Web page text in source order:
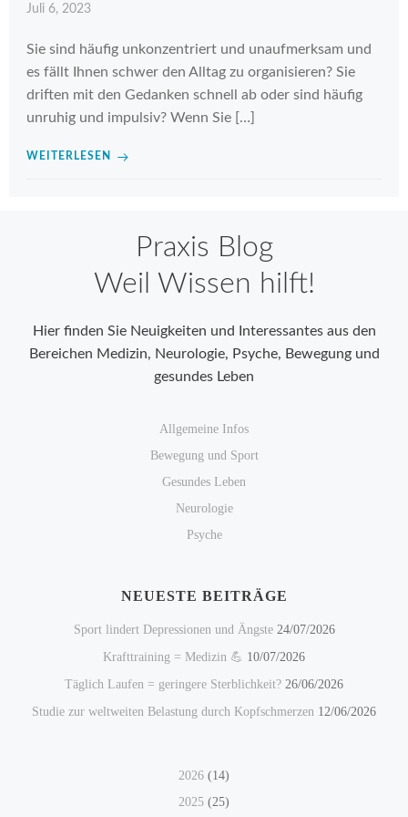
Juli 6, 2023
Sie sind häufig unkonzentriert und unaufmerksam und
es fällt Ihnen schwer den Alltag zu organisieren? Sie
driften mit den Gedanken schnell ab oder sind häufig
unruhig und impulsiv? Wenn Sie […]
WEITERLESEN
Praxis Blog
Weil Wissen hilft!
Hier finden Sie Neuigkeiten und Interessantes aus den
Bereichen Medizin, Neurologie, Psyche, Bewegung und
gesundes Leben
Allgemeine Infos
Bewegung und Sport
Gesundes Leben
Neurologie
Psyche
NEUESTE BEITRÄGE
Sport lindert Depressionen und Ängste 24/07/2026
Krafttraining = Medizin 💪 10/07/2026
Täglich Laufen = geringere Sterblichkeit? 26/06/2026
Studie zur weltweiten Belastung durch Kopfschmerzen 12/06/2026
2026 (14)
2025 (25)